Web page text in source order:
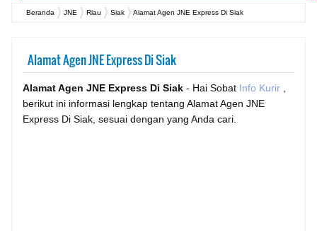
Beranda JNE Riau Siak Alamat Agen JNE Express Di Siak
Alamat Agen JNE Express Di Siak
Alamat Agen JNE Express Di Siak - Hai Sobat Info Kurir
berikut ini informasi lengkap tentang Alamat Agen JNE
Express Di Siak, sesuai dengan yang Anda cari.